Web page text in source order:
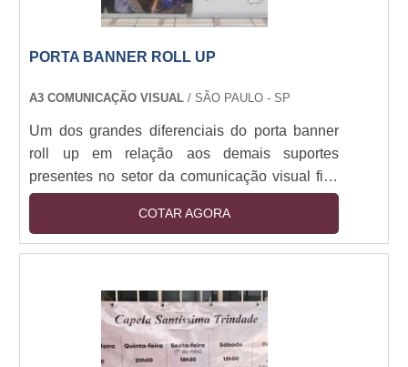
PORTA BANNER ROLL UP
A3 COMUNICAÇÃO VISUAL / SÃO PAULO - SP
Um dos grandes diferenciais do porta banner
roll up em relação aos demais suportes
presentes no setor da comunicação visual fica
por conta de que equipamento normalmente se
vale do alumínio como sendo a principal
substância de sustentação da peça. Rígido no
tempo versátil, o equipamento é
frequentemente utilizado em congressos, feiras
e eventos. O dinamismo que somente este tipo
de porta banner oferec....
COTAR AGORA